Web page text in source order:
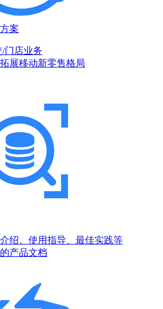
案
门店业务
展移动新零售格局
绍、使用指导、最佳实践等
产品文档